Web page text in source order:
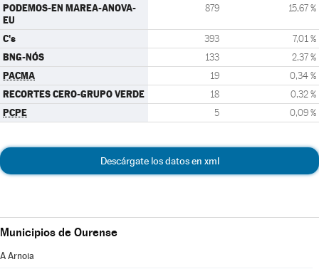
PODEMOS-EN MAREA-ANOVA-
EU
879 15,67 %
C's 393 7,01 %
BNG-NÓS 133 2,37 %
PACMA 19 0,34 %
RECORTES CERO-GRUPO VERDE 18 0,32 %
PCPE 5 0,09 %
Descárgate los datos en xml
Municipios de Ourense
A Arnoia